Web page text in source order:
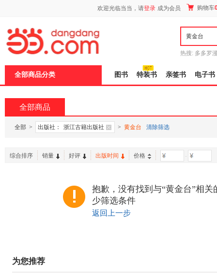
欢迎光临当当，请登录 成为会员 购物车
热搜: 多多罗
全部商品分类 图书 特装书 亲签书 电子书
全部商品
全部 > 出版社： 浙江古籍出版社 > 黄金台 清除筛选
综合排序 销量 好评 出版时间 价格 -
抱歉，没有找到与“黄金台”相
少筛选条件
返回上一步
为您推荐
页
加